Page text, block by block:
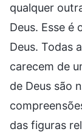
qualquer
Deus. Esse é
Deus. Todas
carecem de
de Deus são
das figuras